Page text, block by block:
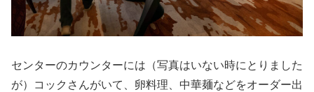
センターのカウンターには（写真はいない時にとりました
が）コックさんがいて、卵料理、中華麺などをオーダー出